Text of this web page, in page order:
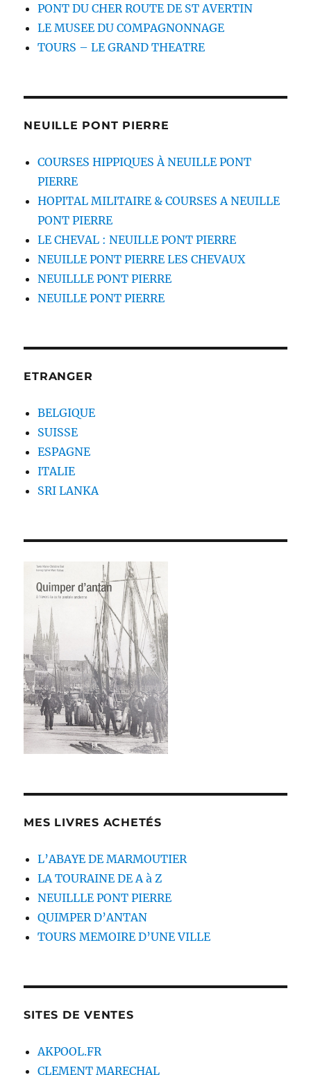
PONT DU CHER ROUTE DE ST AVERTIN
LE MUSEE DU COMPAGNONNAGE
TOURS – LE GRAND THEATRE
NEUILLE PONT PIERRE
COURSES HIPPIQUES À NEUILLE PONT
PIERRE
HOPITAL MILITAIRE & COURSES A NEUILLE
PONT PIERRE
LE CHEVAL : NEUILLE PONT PIERRE
NEUILLE PONT PIERRE LES CHEVAUX
NEUILLLE PONT PIERRE
NEUILLE PONT PIERRE
ETRANGER
BELGIQUE
SUISSE
ESPAGNE
ITALIE
SRI LANKA
MES LIVRES ACHETÉS
L’ABAYE DE MARMOUTIER
LA TOURAINE DE A à Z
NEUILLLE PONT PIERRE
QUIMPER D’ANTAN
TOURS MEMOIRE D’UNE VILLE
SITES DE VENTES
AKPOOL.FR
CLEMENT MARECHAL